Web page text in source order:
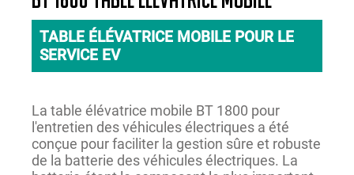
TABLE ÉLÉVATRICE MOBILE POUR LE
SERVICE EV
La table élévatrice mobile BT 1800 pour
l'entretien des véhicules électriques a été
conçue pour faciliter la gestion sûre et robuste
de la batterie des véhicules électriques. La